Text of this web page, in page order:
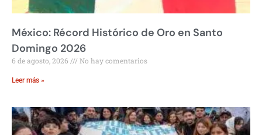
México: Récord Histórico de Oro en Santo
Domingo 2026
6 de agosto, 2026 No hay comentarios
Leer más »